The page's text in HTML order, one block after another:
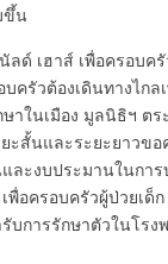
ขึ้น
เฮาส์ เพื่อครอบครั
บครัวต้องเดินทางไก
าในเมือง มูลนิธิฯ ต
ะสั้นและระยะยาวขอ
ะงบประมานในการ
อครอบครัวผู้ป่วยเด็
บการรักษาตัวในโร